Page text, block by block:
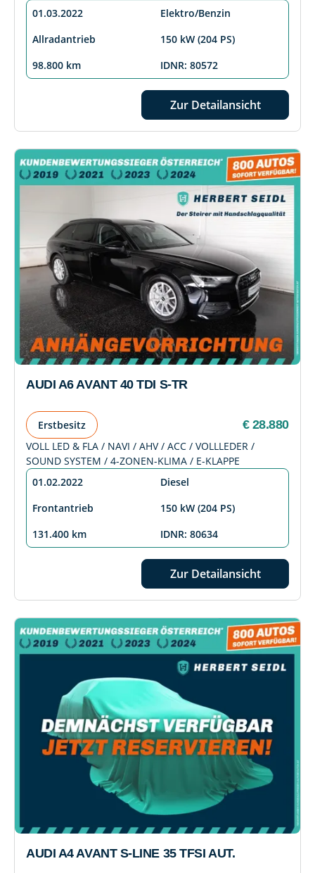
01.03.2022
Elektro/Benzin
Allradantrieb
150 kW (204 PS)
98.800 km
IDNR: 80572
Zur Detailansicht
AUDI A6 AVANT 40 TDI S-TR
Erstbesitz € 28.880
VOLL LED & FLA / NAVI / AHV / ACC / VOLLLEDER /
SOUND SYSTEM / 4-ZONEN-KLIMA / E-KLAPPE
01.02.2022
Diesel
Frontantrieb
150 kW (204 PS)
131.400 km
IDNR: 80634
Zur Detailansicht
AUDI A4 AVANT S-LINE 35 TFSI AUT.